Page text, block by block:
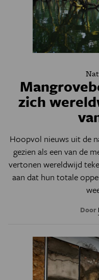
zich
Hoopvol nieuws uit de
gezien als een van de
vertonen wereldwijd
aan dat hun totale
Door